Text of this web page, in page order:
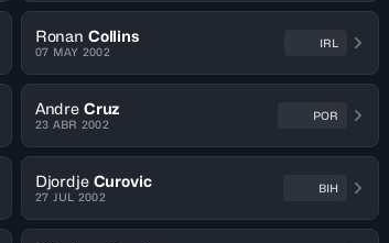
Ronan Collins
07 MAY 2002
IRL
Andre Cruz
23 ABR 2002
POR
Djordje Curovic
27 JUL 2002
BIH